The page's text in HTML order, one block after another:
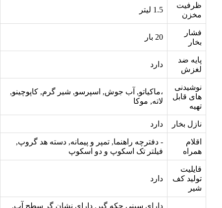
ظرفیت
مخزن
1.5 لیتر
فشار
بخار
پایه ضد
لغزش
دارد
نوشیدنی
های قابل
تهیه
،ماکیاتو, آب جوش, اسپرسو, شیر گرم, کاپوچینو,
لاته, موکا
نازل بخار دارد
اقلام
همراه
- دفترچه راهنما, تمپر و پیمانه, دسته هد گروپ,
فیلتر تک اسکوپ و دو اسکوپ
قایلیت
تولید کف
شیر
دارد
دارای سینی چکه گیر, دارای نشان گر سطح آب,